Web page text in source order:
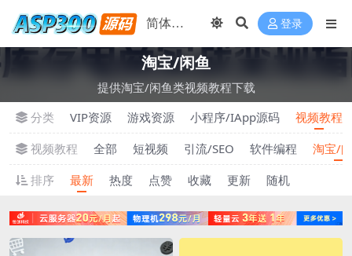
登录
淘宝/闲鱼
提供淘宝/闲鱼类视频教程下载
分类
VIP资源 游戏资源 小程序/IApp源码
视频教程
视频教程
全部 短视频 引流/SEO 软件编程
淘宝/
排序
最新 热度 点赞 收藏 更新 随机